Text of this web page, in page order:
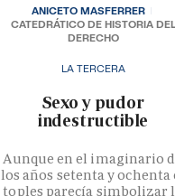
LA TERCERA
­Sexo y pudor
indestructible
Aunque en el imaginario
los años setenta y ochenta
toples parecía simbolizar
ANICETO MASFERRER
CATEDRÁTICO DE HISTORIA DEL
DERECHO